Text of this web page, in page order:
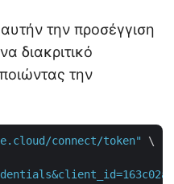
την προσέγγιση
διακριτικό
την
connect/token"
\